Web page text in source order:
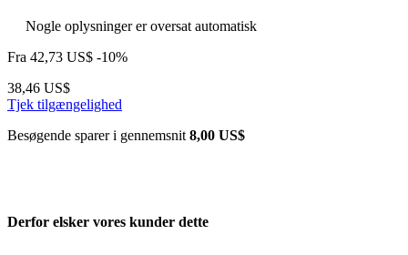
Nogle oplysninger er oversat automatisk
Fra 42,73 US$ -10%
38,46 US$
Tjek tilgængelighed
Besøgende sparer i gennemsnit 8,00 US$
Derfor elsker vores kunder dette